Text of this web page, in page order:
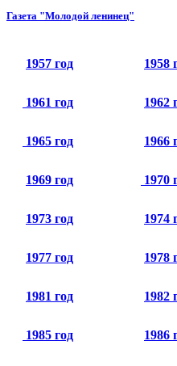
Газета "Молодой ленинец"
1957 год 1958
1961 год 1962
1965 год 1966
1969 год 1970
1973 год 1974
1977 год 1978
1981 год 1982
1985 год 1986